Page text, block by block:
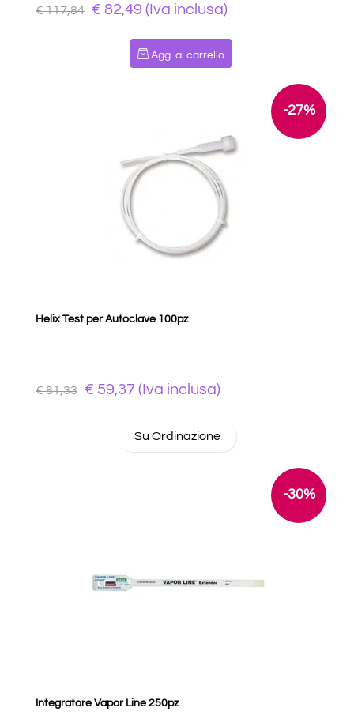
€ 117,84 € 82,49 (Iva inclusa)
Quantità
Agg. al carrello
-27%
Helix Test per Autoclave 100pz
€ 81,33 € 59,37 (Iva inclusa)
Su Ordinazione
-30%
Integratore Vapor Line 250pz